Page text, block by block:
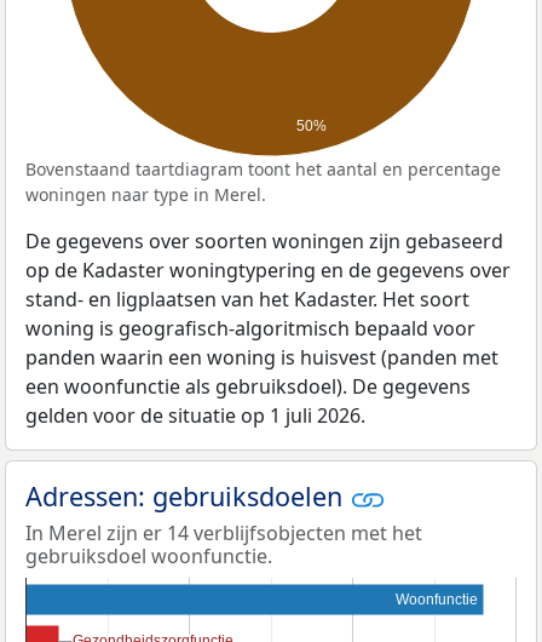
50%
Bovenstaand taartdiagram toont het aantal en percentage
woningen naar type in Merel.
De gegevens over soorten woningen zijn gebaseerd
op de Kadaster woningtypering en de gegevens over
stand- en ligplaatsen van het Kadaster. Het soort
woning is geografisch-algoritmisch bepaald voor
panden waarin een woning is huisvest (panden met
een woonfunctie als gebruiksdoel). De gegevens
gelden voor de situatie op 1 juli 2026.
Adressen: gebruiksdoelen
In Merel zijn er 14 verblijfsobjecten met het
gebruiksdoel woonfunctie.
Woonfunctie